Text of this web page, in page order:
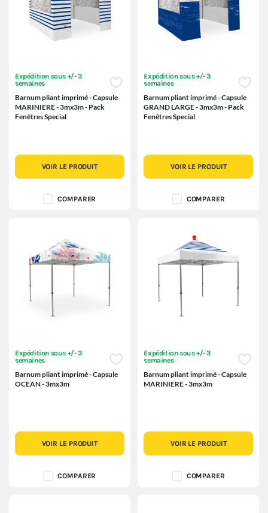
Expédition sous +/- 3
semaines
Barnum pliant imprimé - Capsule
MARINIERE - 3mx3m - Pack
Fenêtres Special
VOIR LE PRODUIT
COMPARER
Expédition sous +/- 3
semaines
Barnum pliant imprimé - Capsule
GRAND LARGE - 3mx3m - Pack
Fenêtres Special
VOIR LE PRODUIT
COMPARER
Expédition sous +/- 3
semaines
Barnum pliant imprimé - Capsule
OCEAN - 3mx3m
VOIR LE PRODUIT
COMPARER
Expédition sous +/- 3
semaines
Barnum pliant imprimé - Capsule
MARINIERE - 3mx3m
VOIR LE PRODUIT
COMPARER